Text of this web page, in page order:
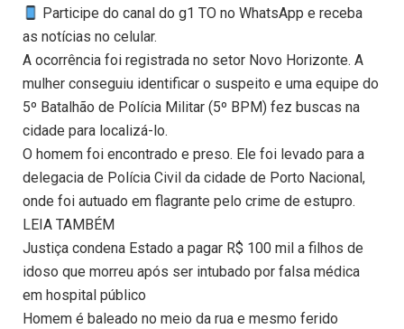
Participe do canal do g1 TO no WhatsApp e receba
as notícias no celular.
A ocorrência foi registrada no setor Novo Horizonte. A
mulher conseguiu identificar o suspeito e uma equipe do
5º Batalhão de Polícia Militar (5º BPM) fez buscas na
cidade para localizá-lo.
O homem foi encontrado e preso. Ele foi levado para a
delegacia de Polícia Civil da cidade de Porto Nacional,
onde foi autuado em flagrante pelo crime de estupro.
LEIA TAMBÉM
Justiça condena Estado a pagar R$ 100 mil a filhos de
idoso que morreu após ser intubado por falsa médica
em hospital público
Homem é baleado no meio da rua e mesmo ferido